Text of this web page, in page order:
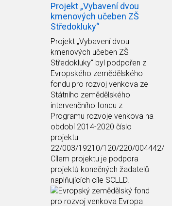
Projekt „Vybavení dvou
kmenových učeben ZŠ
Středokluky“
Projekt „Vybavení dvou
kmenových učeben ZŠ
Středokluky“ byl podpořen z
Evropského zemědělského
fondu pro rozvoj venkova ze
Státního zemědělského
intervenčního fondu z
Programu rozvoje venkova na
období 2014-2020 číslo
projektu
22/003/19210/120/220/004442/
Cílem projektu je podpora
projektů konečných žadatelů
naplňujících cíle SCLLD.